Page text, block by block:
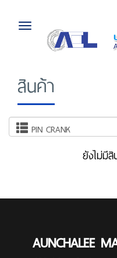
Toggle
navigation
สินค้า
PIN CRANK
ยังไม่มี
AUNCHALEE